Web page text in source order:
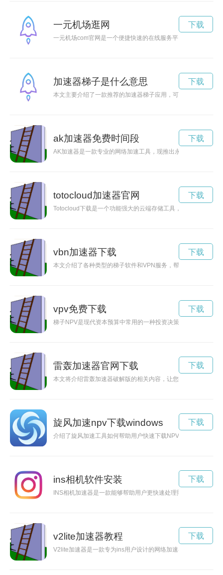
一元机场逛网
一元机场com官网是一个便捷快速的在线服务平台，用户可以
下载
加速器梯子是什么意思
本文主要介绍了一款推荐的加速器梯子应用，可以免费获取优
下载
ak加速器免费时间段
AK加速器是一款专业的网络加速工具，现推出永久免费版，让
下载
totocloud加速器官网
Totocloud下载是一个功能强大的云端存储工具，为用户提供了
下载
vbn加速器下载
本文介绍了各种类型的梯子软件和VPN服务，帮助用户更安全
下载
vpv免费下载
梯子NPV是现代资本预算中常用的一种投资决策工具，通过评
下载
雷轰加速器官网下载
本文将介绍雷轰加速器破解版的相关内容，让您了解如何通过
下载
旋风加速npv下载windows
介绍了旋风加速工具如何帮助用户快速下载NPV文件，提高效率
下载
ins相机软件安装
INS相机加速器是一款能够帮助用户更快速处理照片的工具，
下载
v2lite加速器教程
V2lite加速器是一款专为ins用户设计的网络加速器，能够有效
下载